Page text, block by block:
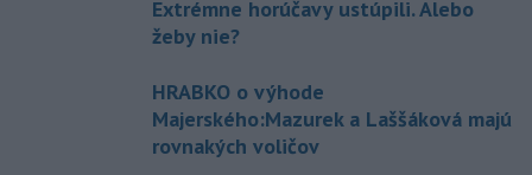
Extrémne horúčavy ustúpili. Alebo
žeby nie?
HRABKO o výhode
Majerského:Mazurek a Laššáková majú
rovnakých voličov